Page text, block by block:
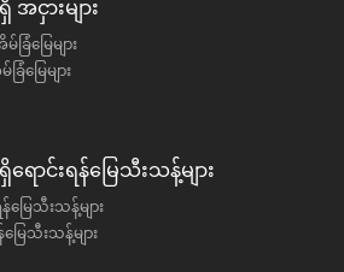
ငှားများ
မြေများ
မြေများ
ာင်းရန်မြေသီးသန့်များ
ြေသီးသန့်များ
ြေသီးသန့်များ